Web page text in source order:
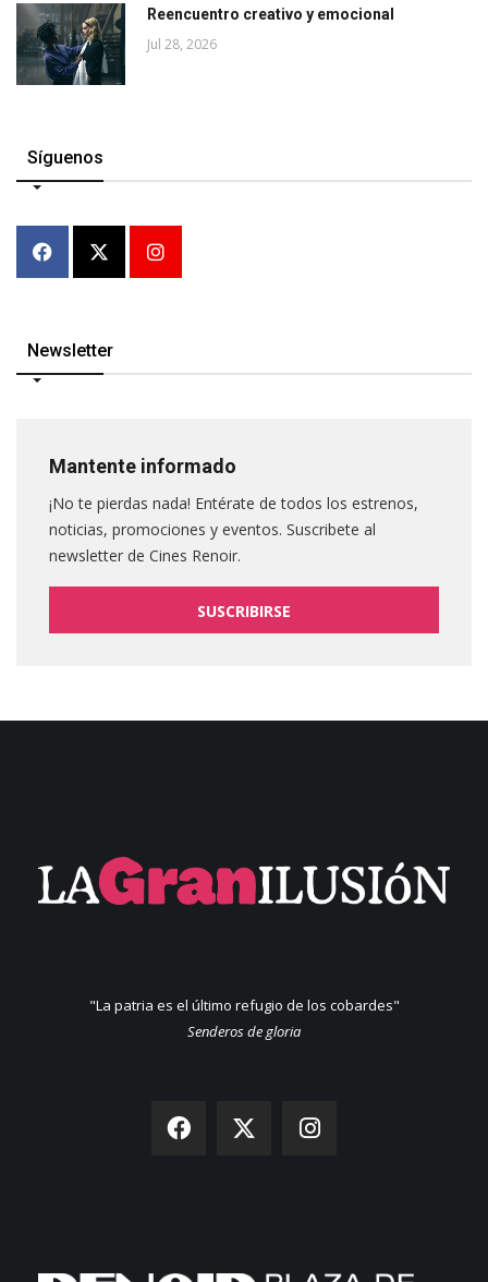
Reencuentro creativo y emocional
Jul 28, 2026
Síguenos
Newsletter
Mantente informado
¡No te pierdas nada! Entérate de todos los estrenos,
noticias, promociones y eventos. Suscribete al
newsletter de Cines Renoir.
SUSCRIBIRSE
"La patria es el último refugio de los cobardes"
Senderos de gloria